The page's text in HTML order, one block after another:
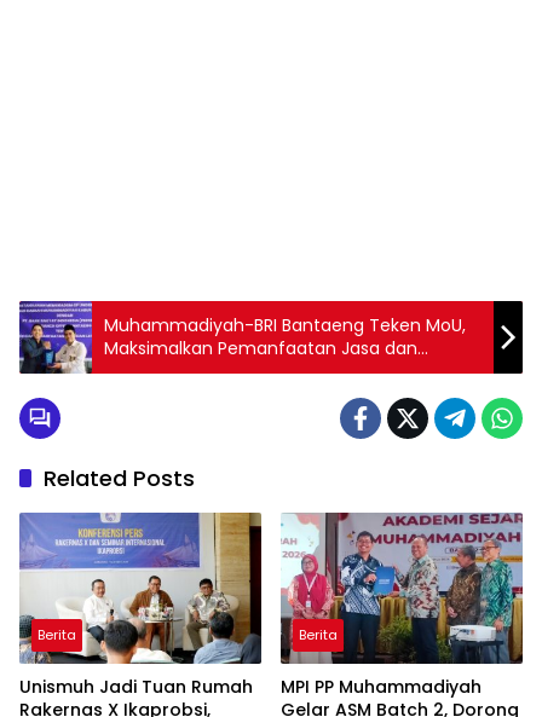
Muhammadiyah-BRI Bantaeng Teken MoU,
Maksimalkan Pemanfaatan Jasa dan
Layanan Perbankan
Related Posts
Berita
Unismuh Jadi Tuan Rumah
Rakernas X Ikaprobsi,
Berita
MPI PP Muhammadiyah
Gelar ASM Batch 2, Dorong